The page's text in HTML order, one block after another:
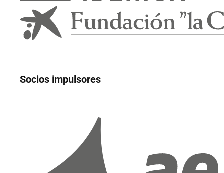
Socios impulsores